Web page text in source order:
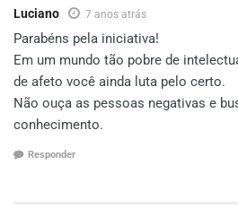
Luciano 7 anos atrás
Parabéns pela iniciativa!
Em um mundo tão pobre de
de afeto você ainda luta pelo certo.
Não ouça as pessoas negativas e
conhecimento.
Responder